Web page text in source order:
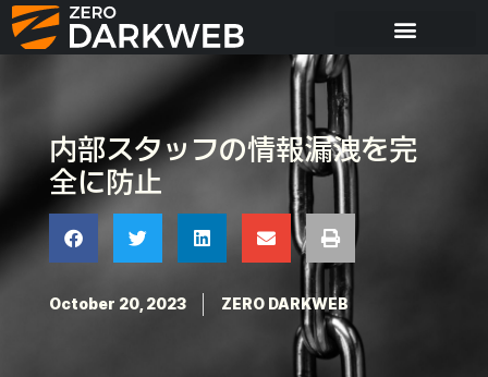
内部スタッフの情報漏洩を完
全に防止
October 20, 2023 ZERO DARKWEB